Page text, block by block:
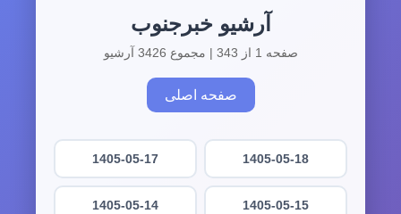
آرشیو خبرجنوب
صفحه 1 از 343 | مجموع 3426 آرشیو
صفحه اصلی
1405-05-18
1405-05-17
1405-05-15
1405-05-14